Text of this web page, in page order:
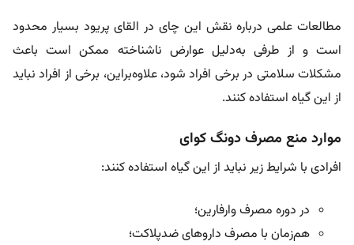
مطالعات علمی درباره نقش این چای در القای پریود بسیار محدود
است و از طرفی به‌دلیل عوارض ناشناخته ممکن است باعث
مشکلات سلامتی در برخی افراد شود، علاوه‌براین، برخی از افراد نباید
از این گیاه استفاده کنند.
موارد منع مصرف دونگ کوای
افرادی با شرایط زیر نباید از این گیاه استفاده کنند:
در دوره مصرف وارفارین؛
هم‌زمان با مصرف داروهای ضدپلاکت؛